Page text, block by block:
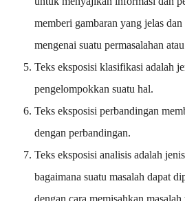
memberi gambaran yang jelas
mengenai suatu permasalahan
Teks eksposisi klasifikasi adalah
pengelompokkan suatu hal.
Teks eksposisi perbandingan
dengan perbandingan.
Teks eksposisi analisis adalah
bagaimana suatu masalah dapat
dengan cara memisahkan masalah